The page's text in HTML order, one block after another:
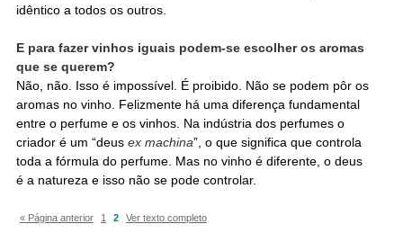
idêntico a todos os outros.
E para fazer vinhos iguais podem-se escolher os aromas
que se querem?
Não, não. Isso é impossível. É proibido. Não se podem pôr os
aromas no vinho. Felizmente há uma diferença fundamental
entre o perfume e os vinhos. Na indústria dos perfumes o
criador é um “deus ex machina”, o que significa que controla
toda a fórmula do perfume. Mas no vinho é diferente, o deus
é a natureza e isso não se pode controlar.
« Página anterior 1 2 Ver texto completo